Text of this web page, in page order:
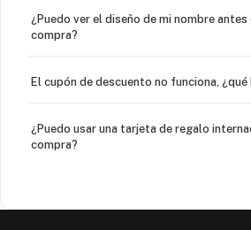
¿Puedo ver el diseño de mi nombre antes
compra?
El cupón de descuento no funciona, ¿qué
¿Puedo usar una tarjeta de regalo
compra?